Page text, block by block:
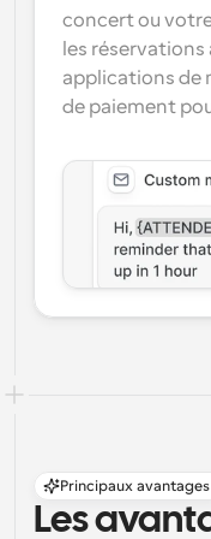
concert ou
les réservations
applications de
de paiement
Principaux avantages
Les